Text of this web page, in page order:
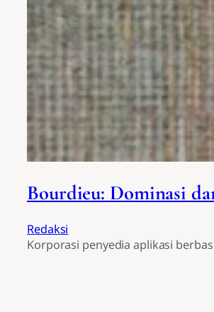
Bourdieu: Dominasi
Redaksi
Korporasi penyedia aplikasi